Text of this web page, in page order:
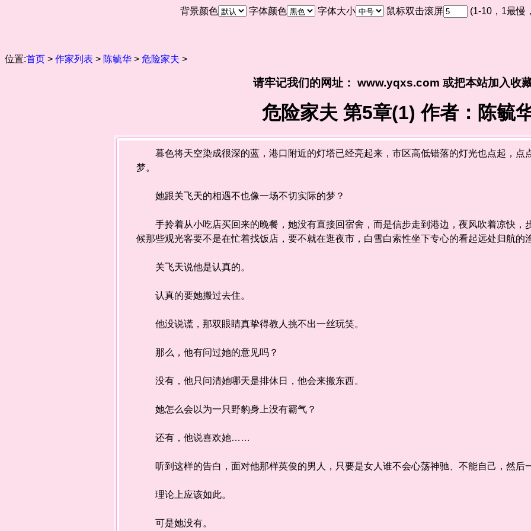
背景颜色 字体颜色 字体大小 鼠标双击滚屏 (1-10，1最慢
位置:首页 > 作家列表 > 陈毓华 > 危险家夫 >
请牢记我们的网址： www.yqxs.com 或把本站加入收藏
危险家夫 第5章(1) 作者：陈毓
暮色将天空染成很深的蓝，港口附近的灯塔已经亮起来，市区高低错落的灯光也点起，点
梦。
她跟关飞天的相遇不也像一场不切实际的梦？
手拎着从小吃店买回来的晚餐，她没有直接回宿舍，而是信步走到港边，夜风吹着凉快，
候那些观光客要不是在忙着找饭店，要不就在逛夜市，白雪白索性坐下专心的看起远处归航的
关飞天说他是认真的。
认真的要她搬过去住。
他没说谎，那双眼睛真挚得教人挑不出一丝玩笑。
那么，他有问过她的意见吗？
没有，他只问清她哪天是排休日，他会来搬东西。
她怎么会以为一只野豹身上没有霸气？
还有，他说喜欢她……
听到这样的告白，面对他那样英俊的男人，只要是女人谁不会心荡神驰、不能自己，然后
理论上应该如此。
可是她没有。